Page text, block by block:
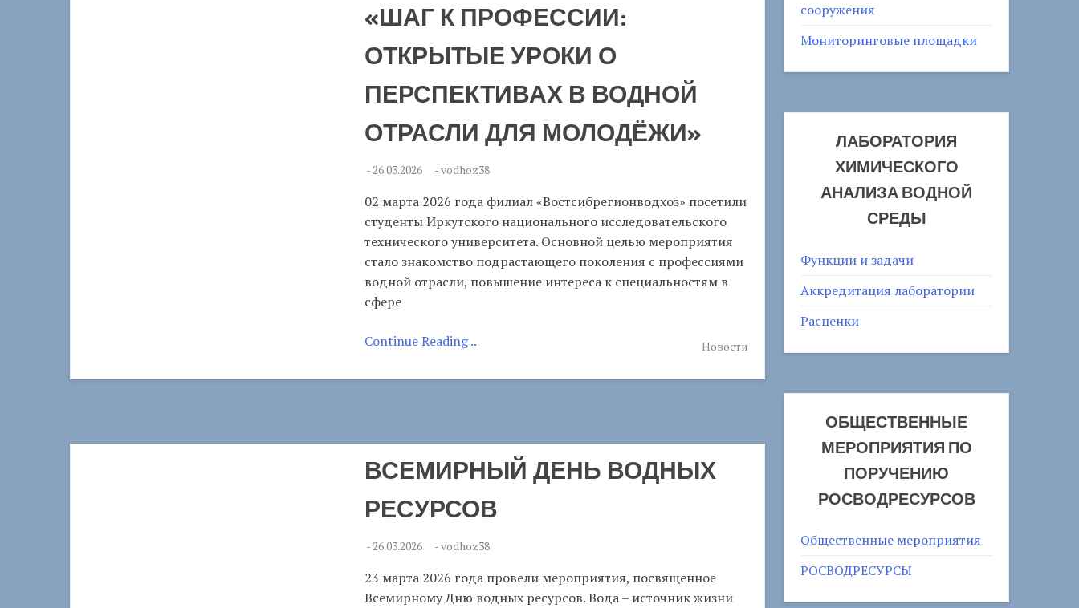
«ШАГ К ПРОФЕССИИ:
ОТКРЫТЫЕ УРОКИ О
ПЕРСПЕКТИВАХ В ВОДНОЙ
ОТРАСЛИ ДЛЯ МОЛОДЁЖИ»
-26.03.2026 -vodhoz38
02 марта 2026 года филиал «Востсибрегионводхоз» посетили
студенты Иркутского национального исследовательского
технического университета. Основной целью мероприятия
стало знакомство подрастающего поколения с профессиями
водной отрасли, повышение интереса к специальностям в
сфере
Continue Reading .. Новости
ВСЕМИРНЫЙ ДЕНЬ ВОДНЫХ
РЕСУРСОВ
-26.03.2026 -vodhoz38
23 марта 2026 года провели мероприятия, посвященное
Всемирному Дню водных ресурсов. Вода – источник жизни
сооружения
Мониторинговые площадки
ЛАБОРАТОРИЯ
ХИМИЧЕСКОГО
АНАЛИЗА ВОДНОЙ
СРЕДЫ
Функции и задачи
Аккредитация лаборатории
Расценки
ОБЩЕСТВЕННЫЕ
МЕРОПРИЯТИЯ ПО
ПОРУЧЕНИЮ
РОСВОДРЕСУРСОВ
Общественные мероприятия
РОСВОДРЕСУРСЫ